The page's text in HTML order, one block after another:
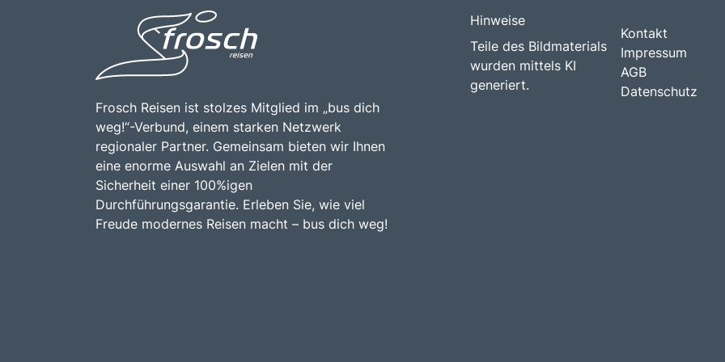
Frosch Reisen ist stolzes Mitglied im „bus dich
weg!“-Verbund, einem starken Netzwerk
regionaler Partner. Gemeinsam bieten wir Ihnen
eine enorme Auswahl an Zielen mit der
Sicherheit einer 100%igen
Durchführungsgarantie. Erleben Sie, wie viel
Freude modernes Reisen macht – bus dich weg!
Hinweise
Teile des Bildmaterials
wurden mittels KI
generiert.
Kontakt
Impressum
AGB
Datenschutz